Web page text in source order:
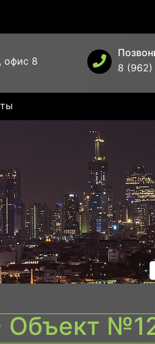
офис 8
8
Объект